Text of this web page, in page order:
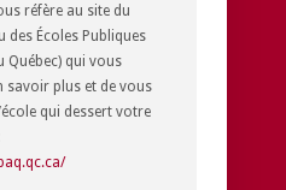
réfère au site du
des Écoles Publiques
Québec) qui vous
savoir plus et de vous
qui dessert votre